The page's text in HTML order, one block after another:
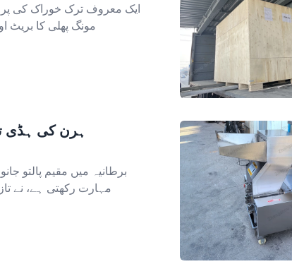
ایک معروف ترک خوراک کی
مونگ پھلی کا بریٹ
ہرن کی ہڈی
برطانیہ میں مقیم پالتو
مہارت رکھتی ہے، نے